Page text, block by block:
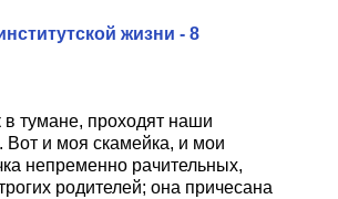
жизни - 8
тумане, проходят наши
Вот и моя скамейка, и мои
непременно рачительных,
родителей; она причесана